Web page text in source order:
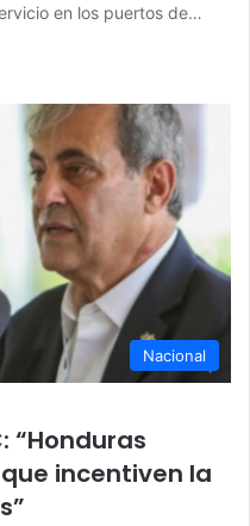
en los puertos de…
Nacional
“Honduras
incentiven la